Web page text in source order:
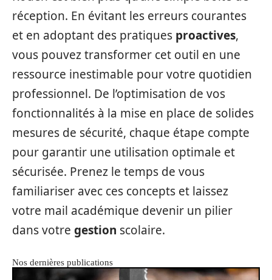
réception. En évitant les erreurs courantes
et en adoptant des pratiques proactives,
vous pouvez transformer cet outil en une
ressource inestimable pour votre quotidien
professionnel. De l’optimisation de vos
fonctionnalités à la mise en place de solides
mesures de sécurité, chaque étape compte
pour garantir une utilisation optimale et
sécurisée. Prenez le temps de vous
familiariser avec ces concepts et laissez
votre mail académique devenir un pilier
dans votre gestion scolaire.
Nos dernières publications